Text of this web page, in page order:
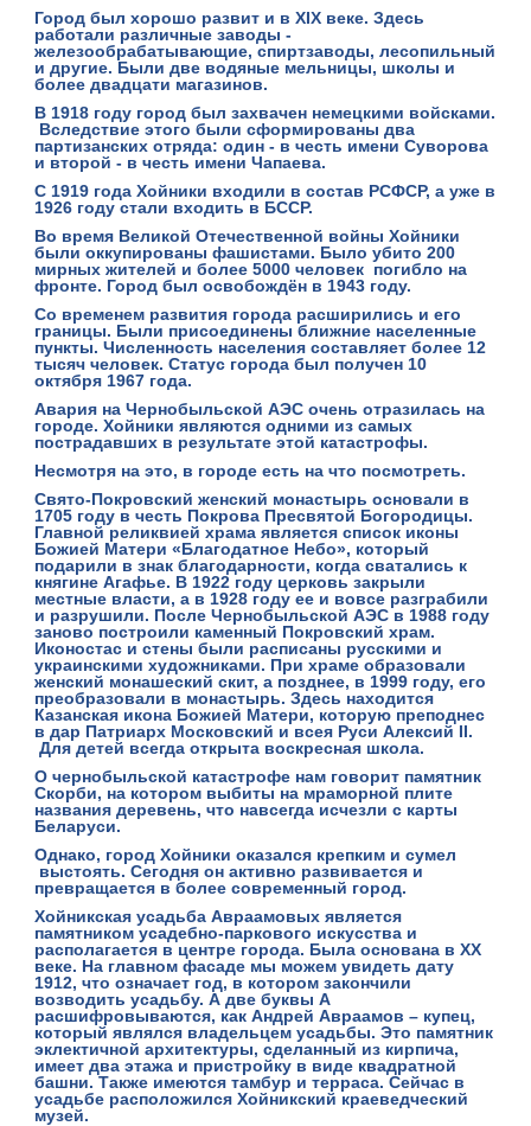
Город был хорошо развит и в XIX веке. Здесь
работали различные заводы -
железообрабатывающие, спиртзаводы, лесопильный
и другие. Были две водяные мельницы, школы и
более двадцати магазинов.
В 1918 году город был захвачен немецкими войсками.
Вследствие этого были сформированы два
партизанских отряда: один - в честь имени Суворова
и второй - в честь имени Чапаева.
С 1919 года Хойники входили в состав РСФСР, а уже в
1926 году стали входить в БССР.
Во время Великой Отечественной войны Хойники
были оккупированы фашистами. Было убито 200
мирных жителей и более 5000 человек погибло на
фронте. Город был освобождён в 1943 году.
Со временем развития города расширились и его
границы. Были присоединены ближние населенные
пункты. Численность населения составляет более 12
тысяч человек. Статус города был получен 10
октября 1967 года.
Авария на Чернобыльской АЭС очень отразилась на
городе. Хойники являются одними из самых
пострадавших в результате этой катастрофы.
Несмотря на это, в городе есть на что посмотреть.
Свято-Покровский женский монастырь основали в
1705 году в честь Покрова Пресвятой Богородицы.
Главной реликвией храма является список иконы
Божией Матери «Благодатное Небо», который
подарили в знак благодарности, когда сватались к
княгине Агафье. В 1922 году церковь закрыли
местные власти, а в 1928 году ее и вовсе разграбили
и разрушили. После Чернобыльской АЭС в 1988 году
заново построили каменный Покровский храм.
Иконостас и стены были расписаны русскими и
украинскими художниками. При храме образовали
женский монашеский скит, а позднее, в 1999 году, его
преобразовали в монастырь. Здесь находится
Казанская икона Божией Матери, которую преподнес
в дар Патриарх Московский и всея Руси Алексий II.
Для детей всегда открыта воскресная школа.
О чернобыльской катастрофе нам говорит памятник
Скорби, на котором выбиты на мраморной плите
названия деревень, что навсегда исчезли с карты
Беларуси.
Однако, город Хойники оказался крепким и сумел
выстоять. Сегодня он активно развивается и
превращается в более современный город.
Хойникская усадьба Авраамовых является
памятником усадебно-паркового искусства и
располагается в центре города. Была основана в XX
веке. На главном фасаде мы можем увидеть дату
1912, что означает год, в котором закончили
возводить усадьбу. А две буквы А
расшифровываются, как Андрей Авраамов – купец,
который являлся владельцем усадьбы. Это памятник
эклектичной архитектуры, сделанный из кирпича,
имеет два этажа и пристройку в виде квадратной
башни. Также имеются тамбур и терраса. Сейчас в
усадьбе расположился Хойникский краеведческий
музей.